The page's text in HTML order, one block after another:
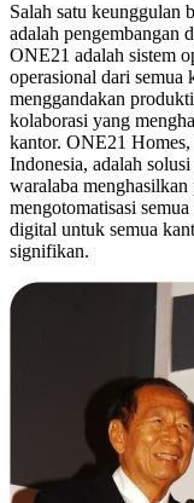
Salah satu keunggulan
adalah pengembangan
ONE21 adalah sistem
operasional dari semua
menggandakan
kolaborasi yang
kantor. ONE21
Indonesia, adalah
waralaba menghasilkan
mengotomatisasi
digital untuk semua
signifikan.